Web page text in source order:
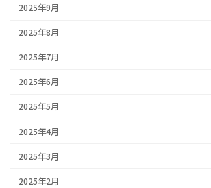
2025年9月
2025年8月
2025年7月
2025年6月
2025年5月
2025年4月
2025年3月
2025年2月